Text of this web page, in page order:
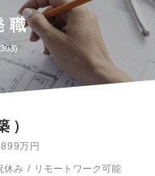
職
）
万円
休み リモートワーク可能